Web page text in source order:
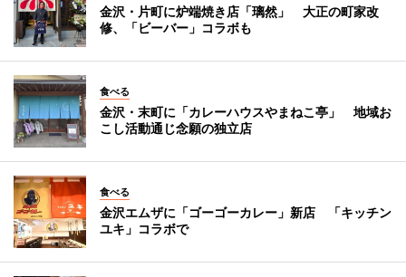
金沢・片町に炉端焼き店「璃然」 大正の町家改
修、「ビーバー」コラボも
食べる
金沢・末町に「カレーハウスやまねこ亭」 地域お
こし活動通じ念願の独立店
食べる
金沢エムザに「ゴーゴーカレー」新店 「キッチン
ユキ」コラボで